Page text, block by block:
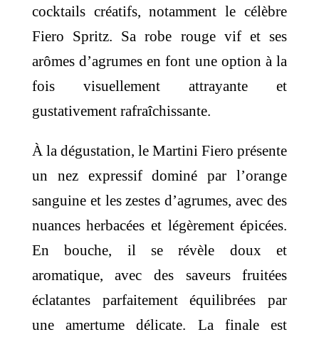
cocktails créatifs, notamment le célèbre
Fiero Spritz. Sa robe rouge vif et ses
arômes d’agrumes en font une option à la
fois visuellement attrayante et
gustativement rafraîchissante.
À la dégustation, le Martini Fiero présente
un nez expressif dominé par l’orange
sanguine et les zestes d’agrumes, avec des
nuances herbacées et légèrement épicées.
En bouche, il se révèle doux et
aromatique, avec des saveurs fruitées
éclatantes parfaitement équilibrées par
une amertume délicate. La finale est